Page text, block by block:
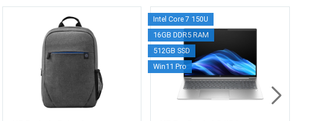
Intel Core 7 150U
16GB DDR5 RAM
512GB SSD
Win11 Pro